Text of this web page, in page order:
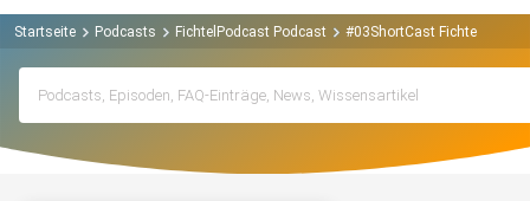
Startseite Podcasts FichtelPodcast Podcast #03ShortCast